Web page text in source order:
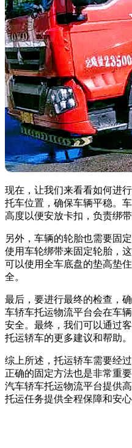
现在，让我们来看看如何进
托车位置，确保车辆平稳。
高度以便安放卡扣，负责绑
另外，车辆的轮胎也需要固
使用车轮绑带来固定轮胎，
可以使用全车底盘的垫高垫
全。
最后，要进行最终的检查，
车轿车托运物流平台会在车
安全。最终，我们可以通过
托运轿车的更多建议和帮助。
综上所述，托运轿车需要经
正确的固定方法也是非常重
汽车轿车托运物流平台提供
托运任务提供全程保障和安心